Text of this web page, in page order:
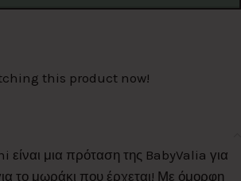
this product now!
μια πρόταση της BabyValia για
το μωράκι που έρχεται! Με όμορφη